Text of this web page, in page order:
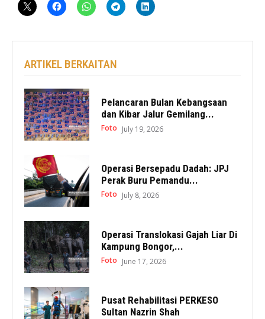
ARTIKEL BERKAITAN
Pelancaran Bulan Kebangsaan
dan Kibar Jalur Gemilang...
Foto July 19, 2026
Operasi Bersepadu Dadah: JPJ
Perak Buru Pemandu...
Foto July 8, 2026
Operasi Translokasi Gajah Liar Di
Kampung Bongor,...
Foto June 17, 2026
Pusat Rehabilitasi PERKESO
Sultan Nazrin Shah